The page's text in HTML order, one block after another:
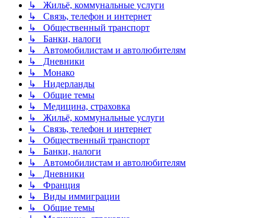
↳ Жильё, коммунальные услуги
↳ Связь, телефон и интернет
↳ Общественный транспорт
↳ Банки, налоги
↳ Автомобилистам и автолюбителям
↳ Дневники
↳ Монако
↳ Нидерланды
↳ Общие темы
↳ Медицина, страховка
↳ Жильё, коммунальные услуги
↳ Связь, телефон и интернет
↳ Общественный транспорт
↳ Банки, налоги
↳ Автомобилистам и автолюбителям
↳ Дневники
↳ Франция
↳ Виды иммиграции
↳ Общие темы